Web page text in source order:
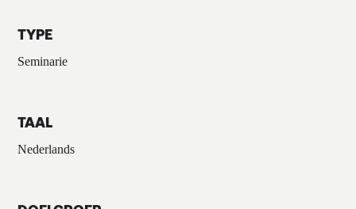
TYPE
Seminarie
TAAL
Nederlands